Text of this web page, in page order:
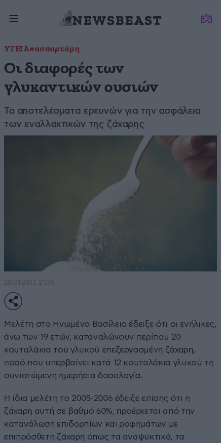
ΥΓΕΙΑ#ασπαρτάμη
Οι διαφορές των
γλυκαντικών ουσιών
Τα αποτελέσματα ερευνών για την ασφάλεια
των εναλλακτικών της ζάχαρης
28·01·2013 21:36
Μελέτη στο Ηνωμένο Βασίλειο έδειξε ότι οι ενήλικες,
άνω των 19 ετών, καταναλώνουν περίπου 20
κουταλάκια του γλυκού επεξεργασμένη ζάχαρη,
ποσό που υπερβαίνει κατά 12 κουταλάκια γλυκού τη
συνιστώμενη ημερήσια δοσολογία.
Η ίδια μελέτη το 2005-2006 έδειξε επίσης ότι η
ζάχαρη αυτή σε βαθμό 60%, προέρχεται από την
κατανάλωση επιδορπίων και ροφημάτων με
επιπρόσθετη ζάχαρη όπως τα αναψυκτικά, τα